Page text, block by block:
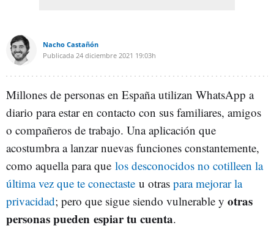
Nacho Castañón
Publicada 24 diciembre 2021 19:03h
Millones de personas en España utilizan WhatsApp a
diario para estar en contacto con sus familiares, amigos
o compañeros de trabajo. Una aplicación que
acostumbra a lanzar nuevas funciones constantemente,
como aquella para que los desconocidos no cotilleen la
última vez que te conectaste u otras para mejorar la
privacidad; pero que sigue siendo vulnerable y otras
personas pueden espiar tu cuenta.